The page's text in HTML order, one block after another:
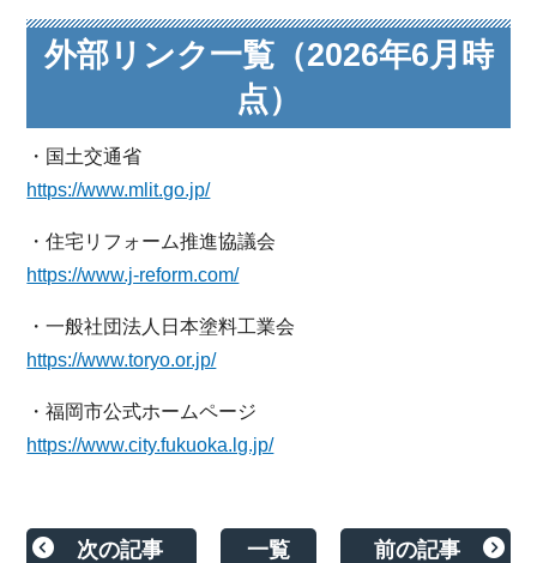
外部リンク一覧（2026年6月時
点）
・国土交通省
https://www.mlit.go.jp/
・住宅リフォーム推進協議会
https://www.j-reform.com/
・一般社団法人日本塗料工業会
https://www.toryo.or.jp/
・福岡市公式ホームページ
https://www.city.fukuoka.lg.jp/
次の記事 一覧 前の記事